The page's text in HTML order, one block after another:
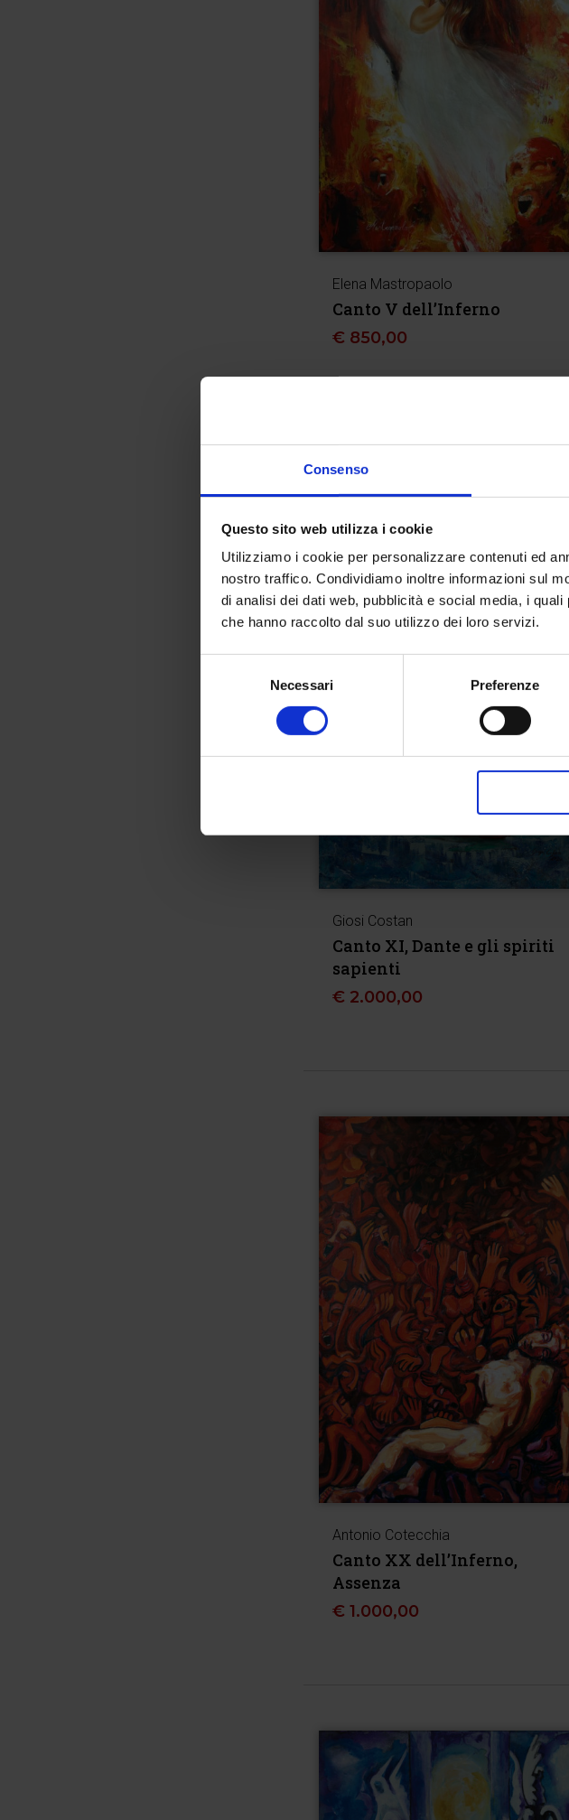
Consenso
Questo sito web utilizza i cookie
Utilizziamo i cookie per personalizzare contenuti ed
nostro traffico. Condividiamo inoltre informazioni sul
di analisi dei dati web, pubblicità e social media, i
che hanno raccolto dal suo utilizzo dei loro servizi.
Necessari Preferenze
Elena Mastropaolo
Canto V dell’Inferno
€ 850,00
Giosi Costan
Canto XI, Dante e gli spiriti
sapienti
€ 2.000,00
Antonio Cotecchia
Canto XX dell’Inferno,
Assenza
€ 1.000,00